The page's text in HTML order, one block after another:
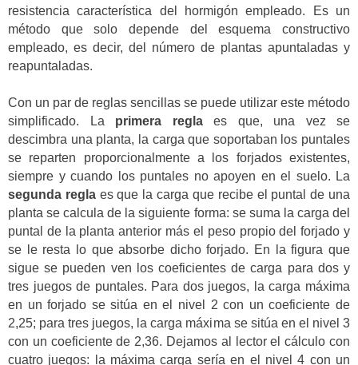
resistencia característica del hormigón empleado. Es un
método que solo depende del esquema constructivo
empleado, es decir, del número de plantas apuntaladas y
reapuntaladas.
Con un par de reglas sencillas se puede utilizar este método
simplificado. La primera reglaes que, una vez se
descimbra una planta, la carga que soportaban los puntales
se reparten proporcionalmente a los forjados existentes,
siempre y cuando los puntales no apoyen en el suelo. La
segunda reglaes que la carga que recibe el puntal de una
planta se calcula de la siguiente forma: se suma la carga del
puntal de la planta anterior más el peso propio del forjado y
se le resta lo que absorbe dicho forjado. En la figura que
sigue se pueden ven los coeficientes de carga para dos y
tres juegos de puntales. Para dos juegos, la carga máxima
en un forjado se sitúa en el nivel 2 con un coeficiente de
2,25; para tres juegos, la carga máxima se sitúa en el nivel 3
con un coeficiente de 2,36. Dejamos al lector el cálculo con
cuatro juegos: la máxima carga sería en el nivel 4 con un